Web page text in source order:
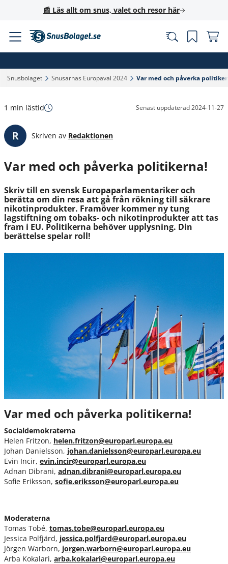
📰 Läs allt om snus, valet och resor här
Snusbolaget‎ Snusarnas Europaval 2024‎ Var med och påverka
1 min lästid Senast uppdaterad2024-11-27
Skriven av Redaktionen
Var med och påverka politikerna!
Skriv till en svensk Europaparlamentariker och
berätta om din resa att gå från rökning till säkrare
nikotinprodukter. Framöver kommer ny tung
lagstiftning om tobaks- och nikotinprodukter att tas
fram i EU. Politikerna behöver upplysning. Din
berättelse spelar roll!
Var med och påverka politikerna!
Socialdemokraterna
Helen Fritzon, helen.fritzon@europarl.europa.eu
Johan Danielsson, johan.danielsson@europarl.europa.eu
Evin Incir, evin.incir@europarl.europa.eu
Adnan Dibrani, adnan.dibrani@europarl.europa.eu
Sofie Eriksson, sofie.eriksson@europarl.europa.eu
Moderaterna
Tomas Tobé, tomas.tobe@europarl.europa.eu
Jessica Polfjärd, jessica.polfjard@europarl.europa.eu
Jörgen Warborn, jorgen.warborn@europarl.europa.eu
Arba Kokalari, arba.kokalari@europarl.europa.eu